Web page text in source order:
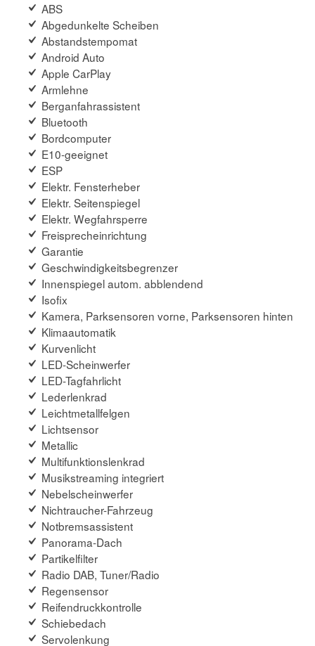
ABS
Abgedunkelte Scheiben
Abstandstempomat
Android Auto
Apple CarPlay
Armlehne
Berganfahrassistent
Bluetooth
Bordcomputer
E10-geeignet
ESP
Elektr. Fensterheber
Elektr. Seitenspiegel
Elektr. Wegfahrsperre
Freisprecheinrichtung
Garantie
Geschwindigkeitsbegrenzer
Innenspiegel autom. abblendend
Isofix
Kamera, Parksensoren vorne, Parksensoren hinten
Klimaautomatik
Kurvenlicht
LED-Scheinwerfer
LED-Tagfahrlicht
Lederlenkrad
Leichtmetallfelgen
Lichtsensor
Metallic
Multifunktionslenkrad
Musikstreaming integriert
Nebelscheinwerfer
Nichtraucher-Fahrzeug
Notbremsassistent
Panorama-Dach
Partikelfilter
Radio DAB, Tuner/Radio
Regensensor
Reifendruckkontrolle
Schiebedach
Servolenkung